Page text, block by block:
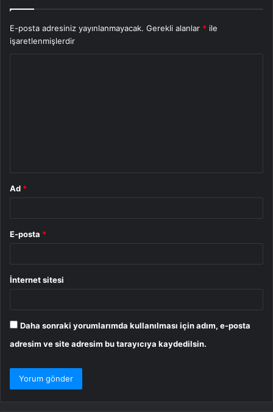
E-posta adresiniz yayınlanmayacak. Gerekli alanlar * ile
işaretlenmişlerdir
Ad *
E-posta *
İnternet sitesi
Daha sonraki yorumlarımda kullanılması için adım, e-posta
adresim ve site adresim bu tarayıcıya kaydedilsin.